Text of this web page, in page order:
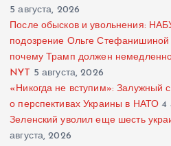
5 августа, 2026
После обысков и увольнения:
подозрение Ольге Стефанишиной
почему Трамп должен
NYT 5 августа, 2026
«Никогда не вступим»: Залужный
о перспективах Украины в НАТО 4
Зеленский уволил еще шесть
августа, 2026